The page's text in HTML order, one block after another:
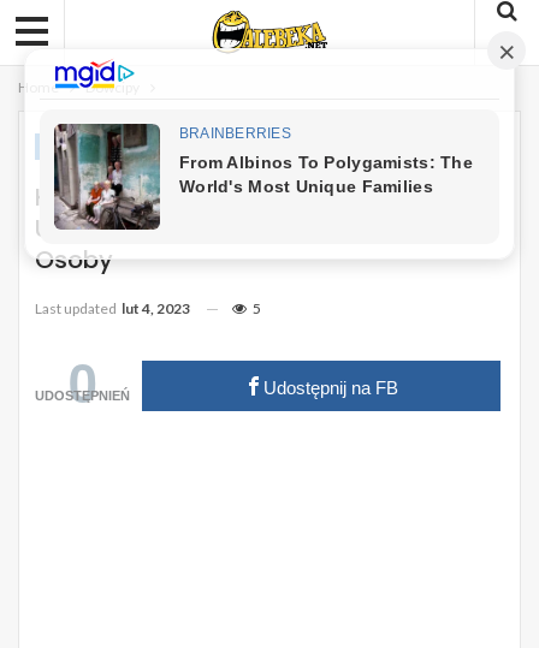
Home Dowcipy
DOWCIPY
Kawał: Dzieci, Dzisiaj Będziemy Się
Uczyć Odmiany Czasowników Przez
Osoby
Last updated lut 4, 2023 5
0
UDOSTĘPNIEŃ Udostępnij na FB